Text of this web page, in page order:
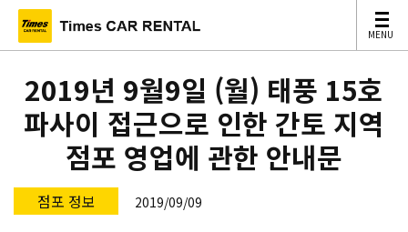
MENU
MENU
2019년 9월9일 (월) 태풍 15호
파사이 접근으로 인한 간토 지역
점포 영업에 관한 안내문
점포 정보 2019/09/09